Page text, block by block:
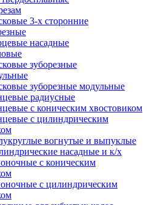
3-х сторонние
насадные
зуборезные
зуборезные модульные
радиусные
с коническим хвостовиком
с цилиндрическим
вогнутые и выпуклые
насадные и к/х
с коническим
с цилиндрическим